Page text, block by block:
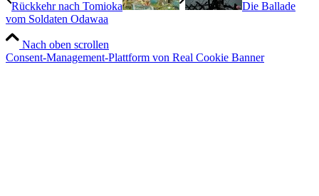
Rückkehr nach Tomioka
Die Ballade
vom Soldaten Odawaa
Nach oben scrollen
Consent-Management-Plattform von Real Cookie Banner